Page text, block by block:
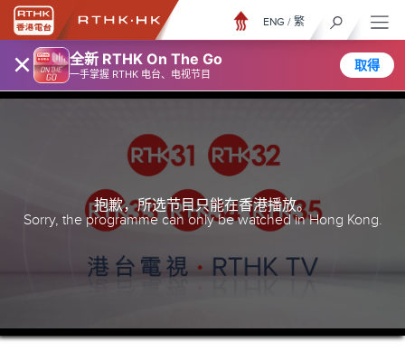
× 全新 RTHK On The Go
一手掌握 RTHK 电台、电视节目
取得
ENG / 繁
抱歉，所选节目只能在香港播放。
Sorry, the programme can only be watched in Hong Kong.